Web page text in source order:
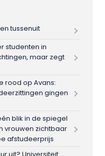
tussenuit
studenten in
maar zegt
rood op Avans:
gingen
blik in de spiegel
vrouwen zichtbaar
afstudeerprijs
uit? Universiteit